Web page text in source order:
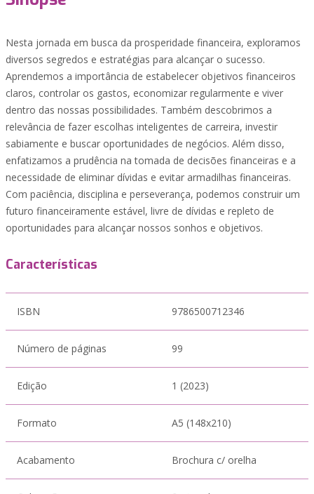
Nesta jornada em busca da prosperidade financeira, exploramos
diversos segredos e estratégias para alcançar o sucesso.
Aprendemos a importância de estabelecer objetivos financeiros
claros, controlar os gastos, economizar regularmente e viver
dentro das nossas possibilidades. Também descobrimos a
relevância de fazer escolhas inteligentes de carreira, investir
sabiamente e buscar oportunidades de negócios. Além disso,
enfatizamos a prudência na tomada de decisões financeiras e a
necessidade de eliminar dívidas e evitar armadilhas financeiras.
Com paciência, disciplina e perseverança, podemos construir um
futuro financeiramente estável, livre de dívidas e repleto de
oportunidades para alcançar nossos sonhos e objetivos.
Características
ISBN 9786500712346
Número de páginas 99
Edição 1 (2023)
Formato A5 (148x210)
Acabamento Brochura c/ orelha